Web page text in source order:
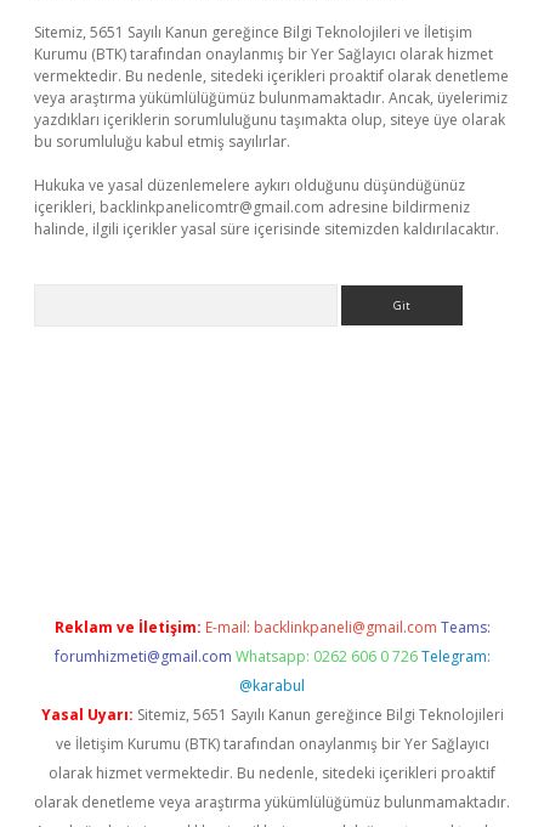
Sitemiz, 5651 Sayılı Kanun gereğince Bilgi Teknolojileri ve İletişim
Kurumu (BTK) tarafından onaylanmış bir Yer Sağlayıcı olarak hizmet
vermektedir. Bu nedenle, sitedeki içerikleri proaktif olarak denetleme
veya araştırma yükümlülüğümüz bulunmamaktadır. Ancak, üyelerimiz
yazdıkları içeriklerin sorumluluğunu taşımakta olup, siteye üye olarak
bu sorumluluğu kabul etmiş sayılırlar.
Hukuka ve yasal düzenlemelere aykırı olduğunu düşündüğünüz
içerikleri, backlinkpanelicomtr@gmail.com adresine bildirmeniz
halinde, ilgili içerikler yasal süre içerisinde sitemizden kaldırılacaktır.
Reklam ve İletişim: E-mail: backlinkpaneli@gmail.com Teams:
forumhizmeti@gmail.com Whatsapp: 0262 606 0 726 Telegram:
@karabul
Yasal Uyarı: Sitemiz, 5651 Sayılı Kanun gereğince Bilgi Teknolojileri
ve İletişim Kurumu (BTK) tarafından onaylanmış bir Yer Sağlayıcı
olarak hizmet vermektedir. Bu nedenle, sitedeki içerikleri proaktif
olarak denetleme veya araştırma yükümlülüğümüz bulunmamaktadır.